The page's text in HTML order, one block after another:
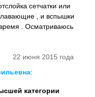
сетчатки или
, и вспышки
. Осматриваюсь
22 июня 2015 года
:
категории